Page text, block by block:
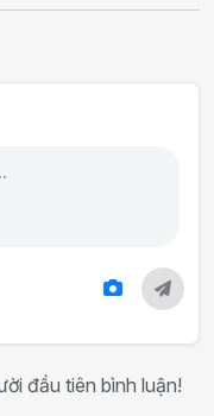
đầu tiên bình luận!